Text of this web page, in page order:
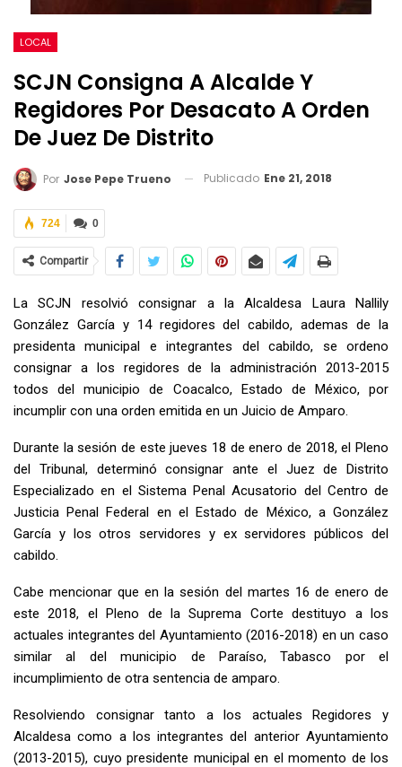
LOCAL
SCJN Consigna A Alcalde Y
Regidores Por Desacato A Orden
De Juez De Distrito
Por Jose Pepe Trueno Publicado Ene 21, 2018
0
724
Compartir
La SCJN resolvió consignar a la Alcaldesa Laura Nallily
González García y 14 regidores del cabildo, ademas de la
presidenta municipal e integrantes del cabildo, se ordeno
consignar a los regidores de la administración 2013-2015
todos del municipio de Coacalco, Estado de México, por
incumplir con una orden emitida en un Juicio de Amparo.
Durante la sesión de este jueves 18 de enero de 2018, el Pleno
del Tribunal, determinó consignar ante el Juez de Distrito
Especializado en el Sistema Penal Acusatorio del Centro de
Justicia Penal Federal en el Estado de México, a González
García y los otros servidores y ex servidores públicos del
cabildo.
Cabe mencionar que en la sesión del martes 16 de enero de
este 2018, el Pleno de la Suprema Corte destituyo a los
actuales integrantes del Ayuntamiento (2016-2018) en un caso
similar al del municipio de Paraíso, Tabasco por el
incumplimiento de otra sentencia de amparo.
Resolviendo consignar tanto a los actuales Regidores y
Alcaldesa como a los integrantes del anterior Ayuntamiento
(2013-2015), cuyo presidente municipal en el momento de los